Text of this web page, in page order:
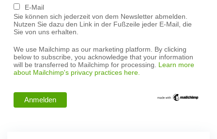
E-Mail
Sie können sich jederzeit von dem Newsletter abmelden.
Nutzen Sie dazu den Link in der Fußzeile jeder E-Mail, die
Sie von uns erhalten.
We use Mailchimp as our marketing platform. By clicking
below to subscribe, you acknowledge that your information
will be transferred to Mailchimp for processing. Learn more
about Mailchimp's privacy practices here.